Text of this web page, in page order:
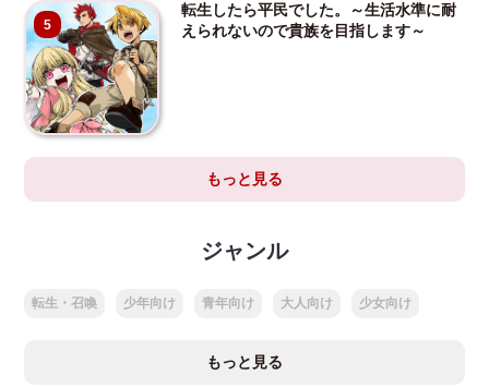
5
転生したら平民でした。～生活水準に耐
えられないので貴族を目指します～
もっと見る
ジャンル
転生・召喚 少年向け 青年向け 大人向け 少女向け
もっと見る